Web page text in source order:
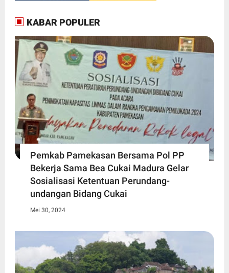
KABAR POPULER
Pemkab Pamekasan Bersama Pol PP
Bekerja Sama Bea Cukai Madura Gelar
Sosialisasi Ketentuan Perundang-
undangan Bidang Cukai
Mei 30, 2024